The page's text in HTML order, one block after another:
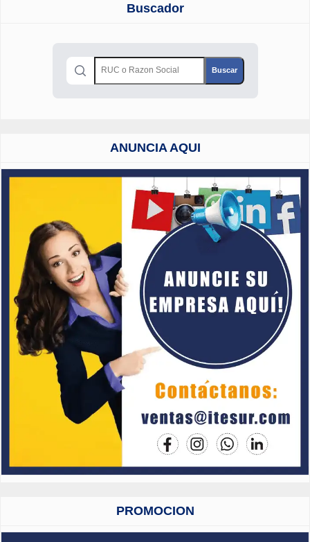
Buscador
ANUNCIA AQUI
PROMOCION